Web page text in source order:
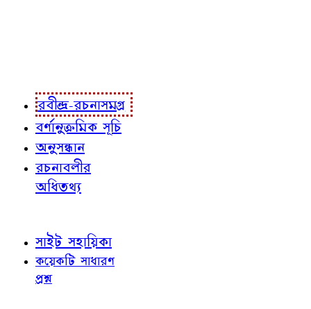
রবীন্দ্র-রচনাসমগ্র
বর্ণানুক্রমিক সূচি
অনুসন্ধান
রচনাবলীর
অধিতথ্য
সাইট সহায়িকা
কয়েকটি সাধারণ
প্রশ্ন